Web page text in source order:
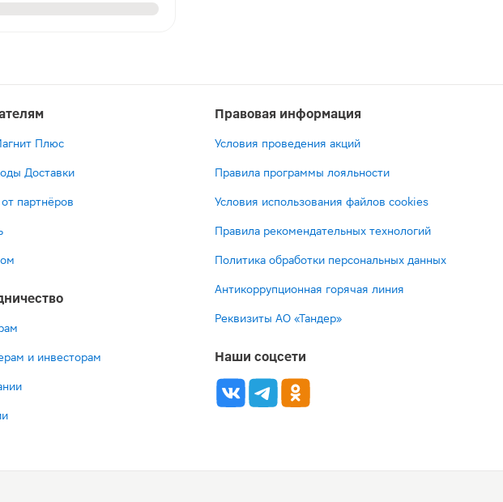
Плюс
Доставки
партнёров
и инвесторам
Правовая информация
Условия проведения акций
Правила программы лояльности
Условия использования файлов cookies
Правила рекомендательных технологий
Политика обработки персональных данных
Антикоррупционная горячая линия
Реквизиты АО «Тандер»
Наши соцсети